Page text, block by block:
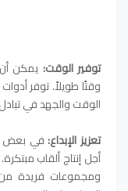
توفير الوقت: يمكن
وقتًا طويلاً. توفر
الوقت والجهد في تبادل
تعزيز الإبداع: في بعض
أجل إنتاج ألقاب
ومجموعات فريدة من